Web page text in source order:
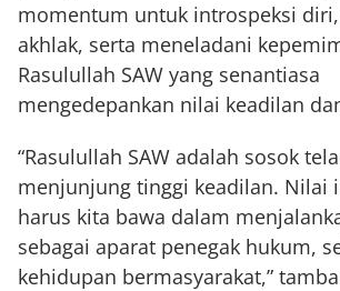
momentum untuk introspeksi
akhlak, serta meneladani
Rasulullah SAW yang senantiasa
mengedepankan nilai keadilan
“Rasulullah SAW adalah sosok
menjunjung tinggi keadilan. Nilai
harus kita bawa dalam
sebagai aparat penegak hukum,
kehidupan bermasyarakat,”